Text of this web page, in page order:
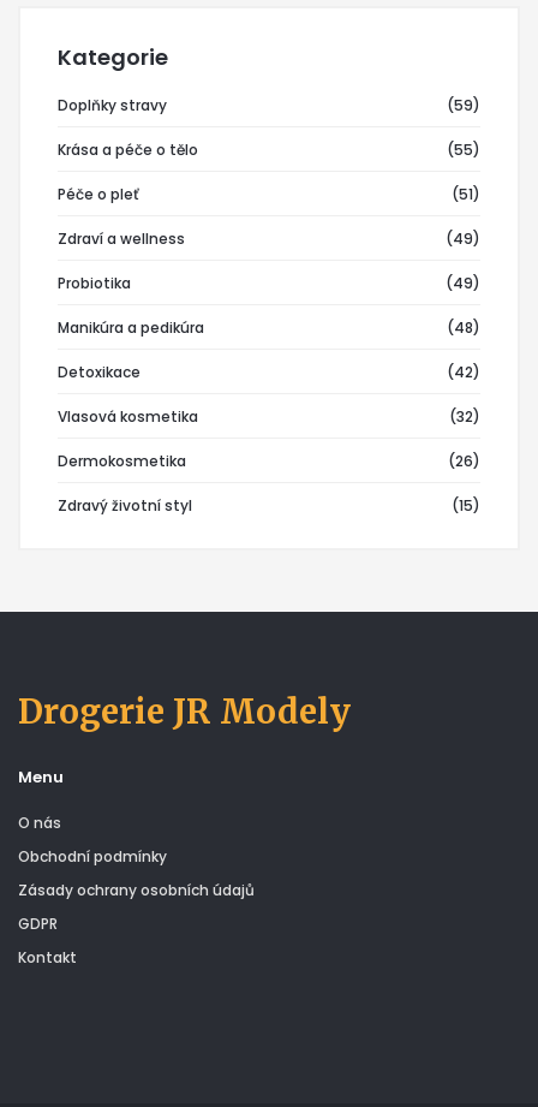
Kategorie
Doplňky stravy (59)
Krása a péče o tělo (55)
Péče o pleť (51)
Zdraví a wellness (49)
Probiotika (49)
Manikúra a pedikúra (48)
Detoxikace (42)
Vlasová kosmetika (32)
Dermokosmetika (26)
Zdravý životní styl (15)
Drogerie JR Modely
Menu
O nás
Obchodní podmínky
Zásady ochrany osobních údajů
GDPR
Kontakt